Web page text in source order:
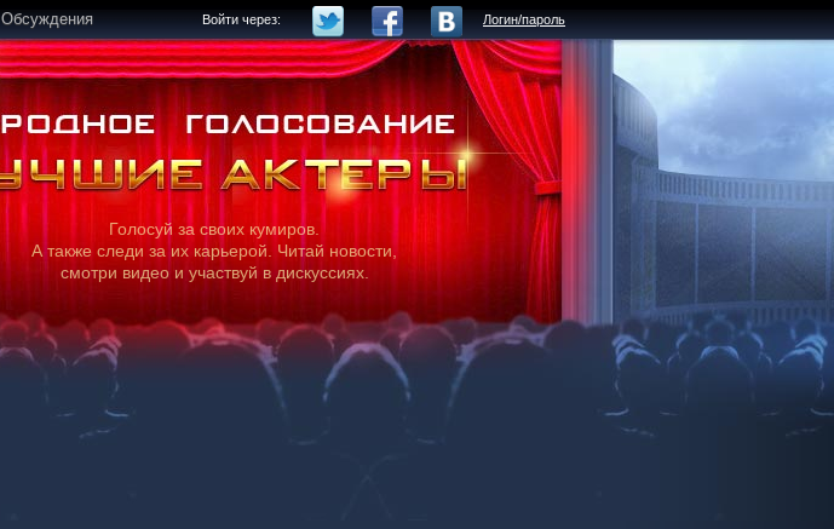
Обсуждения Войти через: Логин/пароль
Голосуй за своих кумиров.
А также следи за их карьерой. Читай новости,
смотри видео и участвуй в дискуссиях.